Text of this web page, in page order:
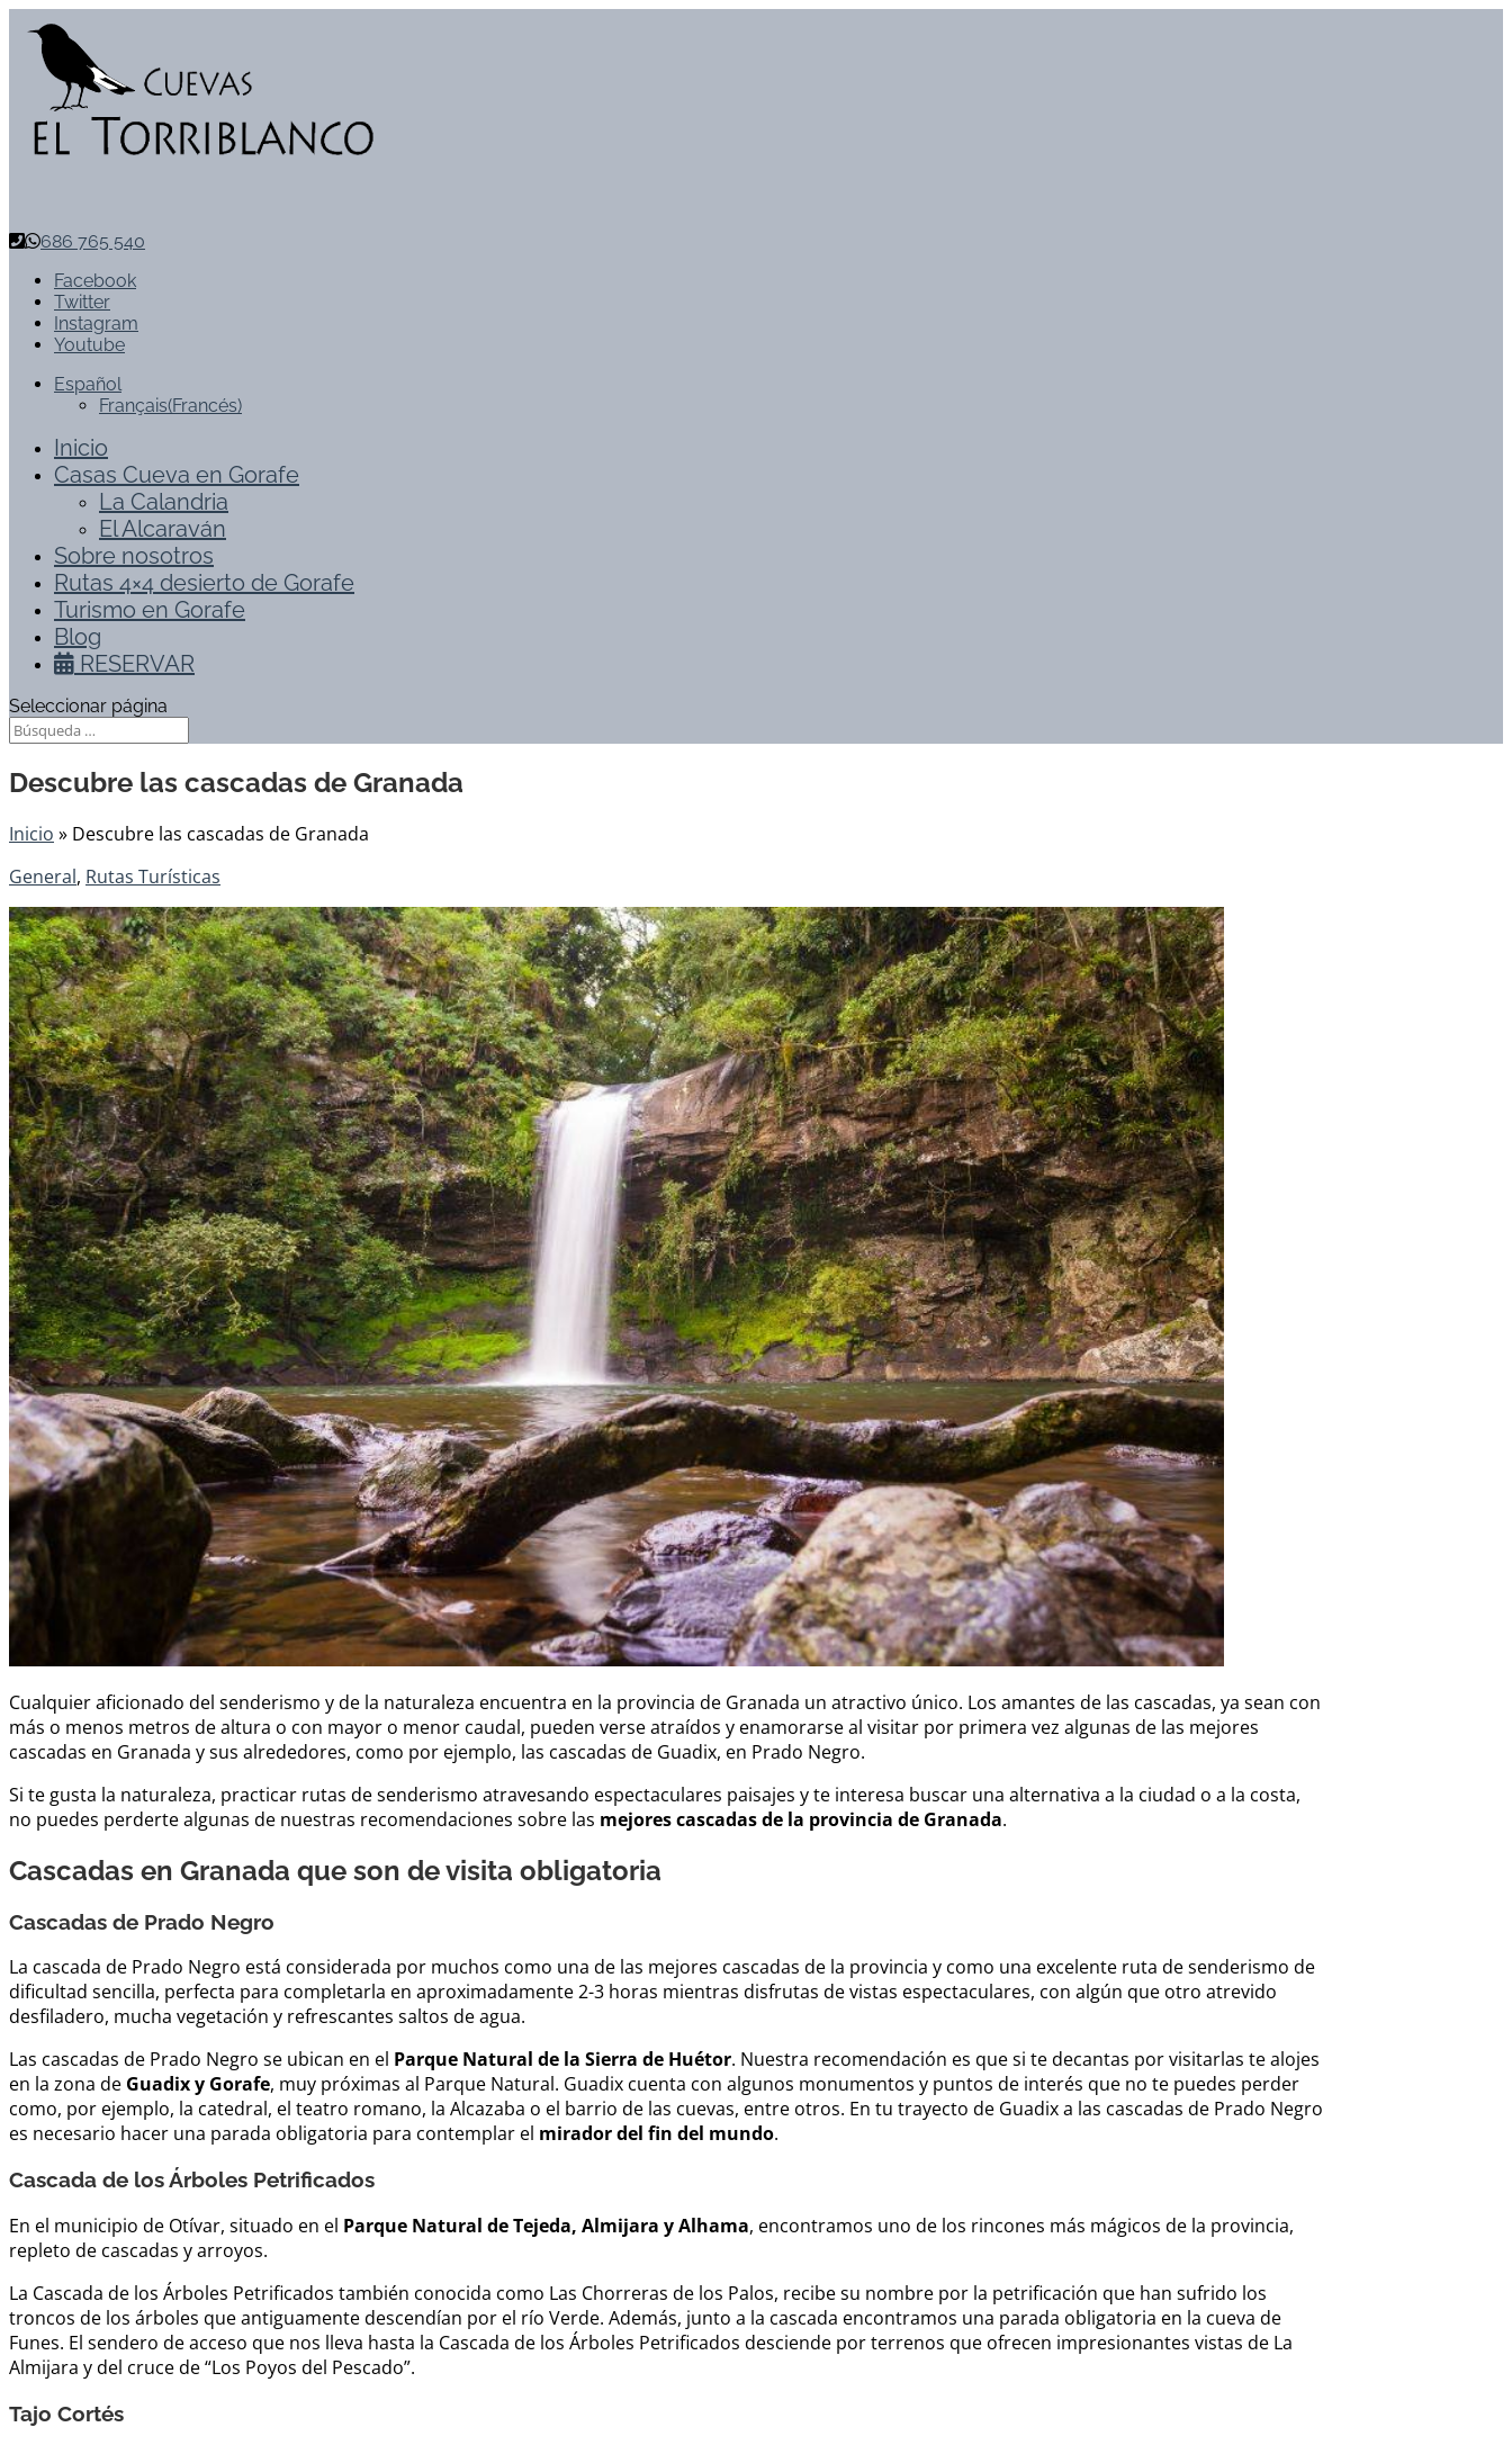
686 765 540
Facebook
Twitter
Instagram
Youtube
Español
Français(Francés)
Inicio
Casas Cueva en Gorafe
La Calandria
El Alcaraván
Sobre nosotros
Rutas 4×4 desierto de Gorafe
Turismo en Gorafe
Blog
RESERVAR
Seleccionar página
Descubre las cascadas de Granada
Inicio » Descubre las cascadas de Granada
General, Rutas Turísticas
Cualquier aficionado del senderismo y de la naturaleza encuentra en la provincia de Granada un atractivo único. Los amantes de las cascadas, ya sean con
más o menos metros de altura o con mayor o menor caudal, pueden verse atraídos y enamorarse al visitar por primera vez algunas de las mejores
cascadas en Granada y sus alrededores, como por ejemplo, las cascadas de Guadix, en Prado Negro.
Si te gusta la naturaleza, practicar rutas de senderismo atravesando espectaculares paisajes y te interesa buscar una alternativa a la ciudad o a la costa,
no puedes perderte algunas de nuestras recomendaciones sobre las mejores cascadas de la provincia de Granada.
Cascadas en Granada que son de visita obligatoria
Cascadas de Prado Negro
La cascada de Prado Negro está considerada por muchos como una de las mejores cascadas de la provincia y como una excelente ruta de senderismo de
dificultad sencilla, perfecta para completarla en aproximadamente 2-3 horas mientras disfrutas de vistas espectaculares, con algún que otro atrevido
desfiladero, mucha vegetación y refrescantes saltos de agua.
Las cascadas de Prado Negro se ubican en el Parque Natural de la Sierra de Huétor. Nuestra recomendación es que si te decantas por visitarlas te alojes
en la zona de Guadix y Gorafe, muy próximas al Parque Natural. Guadix cuenta con algunos monumentos y puntos de interés que no te puedes perder
como, por ejemplo, la catedral, el teatro romano, la Alcazaba o el barrio de las cuevas, entre otros. En tu trayecto de Guadix a las cascadas de Prado Negro
es necesario hacer una parada obligatoria para contemplar el mirador del fin del mundo.
Cascada de los Árboles Petrificados
En el municipio de Otívar, situado en el Parque Natural de Tejeda, Almijara y Alhama, encontramos uno de los rincones más mágicos de la provincia,
repleto de cascadas y arroyos.
La Cascada de los Árboles Petrificados también conocida como Las Chorreras de los Palos, recibe su nombre por la petrificación que han sufrido los
troncos de los árboles que antiguamente descendían por el río Verde. Además, junto a la cascada encontramos una parada obligatoria en la cueva de
Funes. El sendero de acceso que nos lleva hasta la Cascada de los Árboles Petrificados desciende por terrenos que ofrecen impresionantes vistas de La
Almijara y del cruce de “Los Poyos del Pescado”.
Tajo Cortés